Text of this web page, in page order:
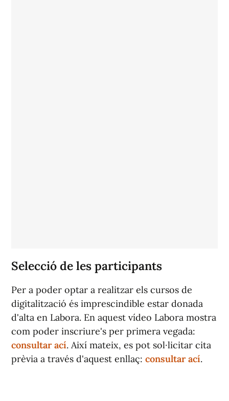
Selecció de les participants
Per a poder optar a realitzar els cursos de
digitalització és imprescindible estar donada
d'alta en Labora. En aquest vídeo Labora mostra
com poder inscriure's per primera vegada:
consultar ací. Així mateix, es pot sol·licitar cita
prèvia a través d'aquest enllaç: consultar ací.